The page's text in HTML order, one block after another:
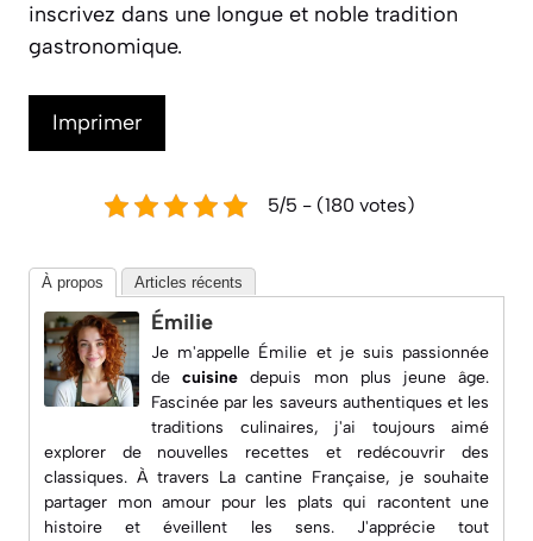
inscrivez dans une longue et noble tradition
gastronomique.
Imprimer
5/5 - (180 votes)
À propos Articles récents
Émilie
Je m'appelle Émilie et je suis passionnée
decuisine depuis mon plus jeune âge.
Fascinée par les saveurs authentiques et les
traditions culinaires, j'ai toujours aimé
explorer de nouvelles recettes et redécouvrir des
classiques. À travers La cantine Française, je souhaite
partager mon amour pour les plats qui racontent une
histoire et éveillent les sens. J'apprécie tout